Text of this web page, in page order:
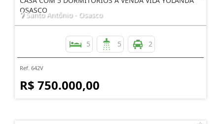
OSASCO
Santo Antônio - Osasco
5 5 2
Ref. 642V
R$ 750.000,00